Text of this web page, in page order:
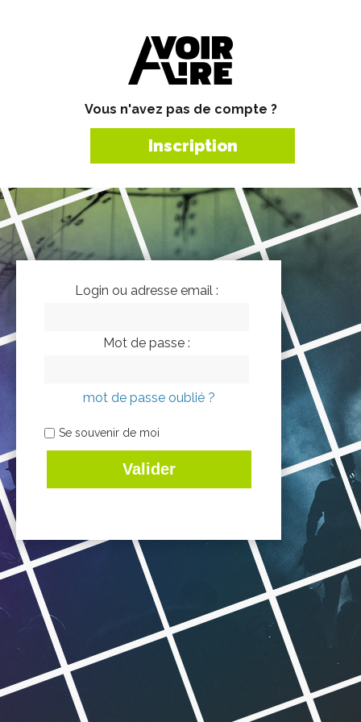
Vous n'avez pas de compte ?
Inscription
Login ou adresse email :
Mot de passe :
mot de passe oublié ?
Se souvenir de moi